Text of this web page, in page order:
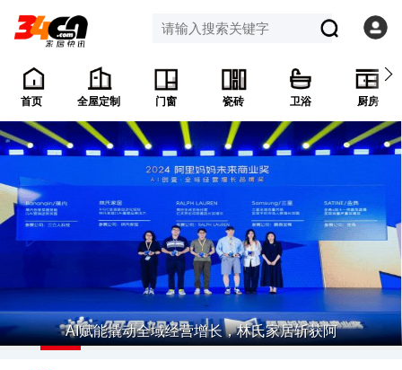
首页 全屋定制 门窗 瓷砖 卫浴 厨房
AI赋能撬动全域经营增长，林氏家居斩获阿